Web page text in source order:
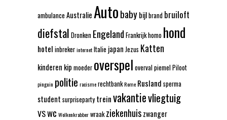
ambulance AustralieAutobabybijlbrand bruiloft
diefstal Dronken Engeland Frankrijkhomo hond
hotel inbrekerinternetItalie japan Jezus Katten
kinderen kip moeder overspel overvalpiemelPiloot
pinguin politie racismerechtbankRome Rusland sperma
student surpriseparty treinvakantievliegtuig
VSwc Wolkenkrabberwraak ziekenhuiszwanger